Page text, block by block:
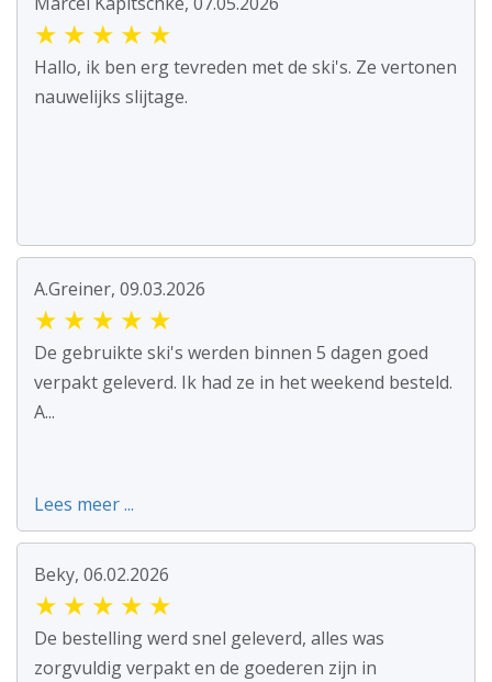
★ ★ ★ ★ ★
Hallo, ik ben erg tevreden met de ski's. Ze vertonen
nauwelijks slijtage.
A.Greiner, 09.03.2026
★ ★ ★ ★ ★
De gebruikte ski's werden binnen 5 dagen goed
verpakt geleverd. Ik had ze in het weekend besteld.
A...
Lees meer ...
Beky, 06.02.2026
★ ★ ★ ★ ★
De bestelling werd snel geleverd, alles was
zorgvuldig verpakt en de goederen zijn in